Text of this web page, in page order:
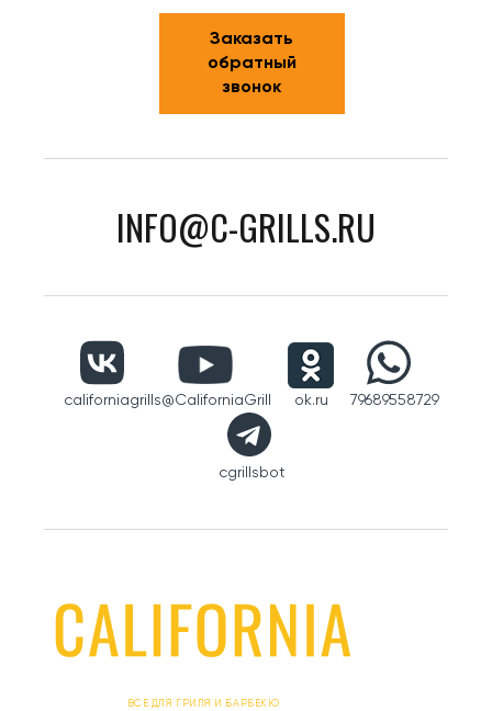
Заказать
обратный
звонок
INFO@C-GRILLS.RU
californiagrills@CaliforniaGrill ok.ru 79689558729
cgrillsbot
ВСЕ ДЛЯ ГРИЛЯ И БАРБЕКЮ